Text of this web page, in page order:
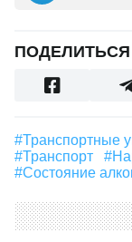
ПОДЕЛИТЬСЯ
#Транспорт
#Состояние